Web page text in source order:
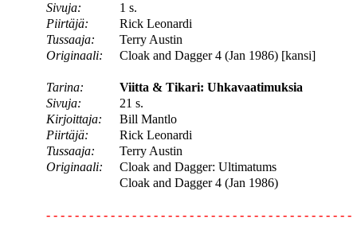
Sivuja:
1 s.
Piirtäjä:
Rick Leonardi
Tussaaja:
Terry Austin
Originaali:
Cloak and Dagger 4 (Jan 1986) [kansi]
Tarina:
Viitta & Tikari: Uhkavaatimuksia
Sivuja:
21 s.
Kirjoittaja:
Bill Mantlo
Piirtäjä:
Rick Leonardi
Tussaaja:
Terry Austin
Originaali:
Cloak and Dagger: Ultimatums
Cloak and Dagger 4 (Jan 1986)
- - - - - - - - - - - - - - - - - - - - - - - - - - - - - - - - - - - - - - - - - - -